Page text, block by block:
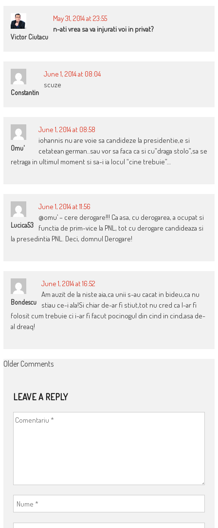
Victor Ciutacu
May 31, 2014 at 23:55
n-ati vrea sa va injurati voi in privat?
Constantin
June 1, 2014 at 08:04
scuze
Omu'
June 1, 2014 at 08:58
iohannis nu are voie sa candideze la presidentie,e si
cetatean german..sau vor sa faca ca si cu”draga stolo”,sa se
retraga in ultimul moment si sa-i ia locul “cine trebuie”…
Lucica53
June 1, 2014 at 11:56
@omu’ – cere derogare!!! Ca asa, cu derogarea, a ocupat si
functia de prim-vice la PNL, tot cu derogare candideaza si
la presedintia PNL. Deci, domnul Derogare!
Bondescu
June 1, 2014 at 16:52
Am auzit de la niste aia,ca unii s-au cacat in bideu,ca nu
stiau ce-i ala!Si chiar de-ar fi stiut,tot nu cred ca l-ar fi
folosit cum trebuie ci i-ar fi facut pocinogul din cind in cind,asa de-
al dreaq!
COMMENT
Older Comments
LEAVE A REPLY